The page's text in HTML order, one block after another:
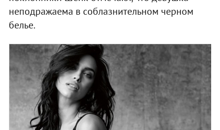
неподражаема в соблазнительном черном
белье.